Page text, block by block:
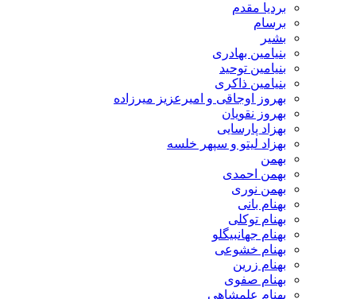
بردیا مقدم
برسام
بشیر
بنیامین بهادری
بنیامین توحید
بنیامین ذاکری
بهروز اوجاقی و امیرعزیز میرزاده
بهروز نقویان
بهزاد پارسایی
بهزاد لیتو و سپهر خلسه
بهمن
بهمن احمدی
بهمن نوری
بهنام بانی
بهنام توکلی
بهنام جهانبیگلو
بهنام خشوعی
بهنام زرین
بهنام صفوی
بهنام علمشاهی